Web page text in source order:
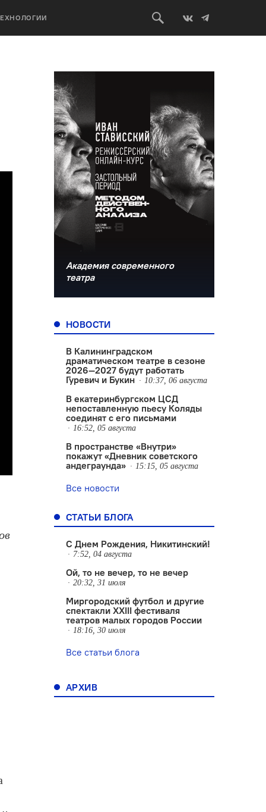
Академия современного
театра
НОВОСТИ
В Калининградском
драматическом театре в сезоне
2026—2027 будут работать
Гуревич и Букин
10:37, 06 августа
В екатеринбургском ЦСД
непоставленную пьесу Коляды
соединят с его письмами
16:52, 05 августа
В пространстве «Внутри»
покажут «Дневник советского
андеграунда»
15:15, 05 августа
Все новости
СТАТЬИ БЛОГА
С Днем Рождения, Никитинский!
7:52, 04 августа
Ой, то не вечер, то не вечер
20:32, 31 июля
Миргородский футбол и другие
спектакли XXIII фестиваля
театров малых городов России
18:16, 30 июля
Все статьи блога
АРХИВ